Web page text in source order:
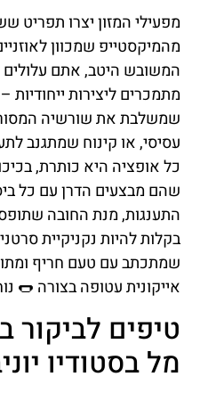
מפעילי המזון יצרו
מהמיקסטייפ שמכוון
המשובש היטב, אתם
מתמכרים ליצירות ייחודיות
שמשלבת את שורשיה
עסיסי, או קינוח שמתגנב
כל אופציה היא כותרת,
שהם מבצעים הדרן עם כל
התענגות, מנת החובה
בקלות להיות נקניקיית
שמתכתב עם טעם חריף
אייקונית עטופה בצורה 🌭
טיפים לביקור
מל בסטודיו